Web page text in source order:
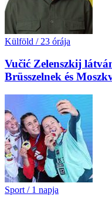
Külföld / 23 órája
Vučić Zelenszkij
Brüsszelnek és
Sport / 1 napja